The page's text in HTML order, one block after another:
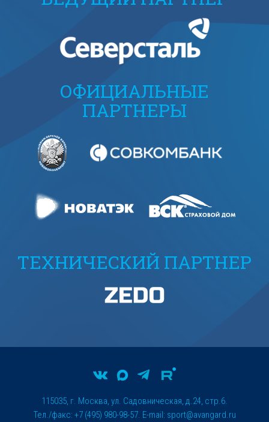
ОФИЦИАЛЬНЫЕ
ПАРТНЕРЫ
ТЕХНИЧЕСКИЙ ПАРТНЕР
115035, г. Москва, ул. Садовническая, д.24, стр.6.
Тел./факс: +7 (495) 980-98-57. E-mail: sport@avangard.ru